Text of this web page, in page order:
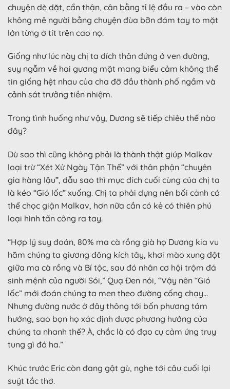
chuyện dè dặt, cẩn thận, cân bằng tỉ lệ đầu ra – vào còn
không mê người bằng chuyện đùa bỡn đám tay to mặt
lớn từng ở tít trên cao nọ.
Giống như lúc này chị ta đích thân đứng ở ven đường,
suy ngẫm về hai gương mặt mang biểu cảm không thể
tin giống hệt nhau của cha đỡ đầu thành phố ngầm và
cảnh sát trưởng tiền nhiệm.
Trong tình huống như vậy, Dương sẽ tiếp chiêu thế nào
đây?
Dù sao thì cũng không phải là thành thật giúp Malkav
loại trừ “Xét Xử Ngày Tận Thế” với thân phận “chuyên
gia hàng lậu”, dẫu sao thì mục đích cuối cùng của chị ta
là kéo “Gió lốc” xuống. Chị ta phải dựng nên bối cảnh có
thể chọc giận Malkav, hơn nữa cần có kẻ có thiên phú
loại hình tấn công ra tay.
“Hợp lý suy đoán, 80% ma cà rồng già họ Dương kia vu
hãm chúng ta giương đông kích tây, khơi mào xung đột
giữa ma cà rồng và Bí tộc, sau đó nhân cơ hội trộm đá
sinh mệnh của người Sói,” Quạ Đen nói, “Vậy nên “Gió
lốc” mới đoán chúng ta men theo đường cống chạy…
Nhưng đường nước ở đây thông tới bốn phương tám
hướng, sao bọn họ xác định được phương hướng của
chúng ta nhanh thế? À, chắc là có đạo cụ cảm ứng truy
tung gì đó ha.”
Khúc trước Eric còn đang gật gù, nghe tới câu cuối lại
suýt tắc thở.